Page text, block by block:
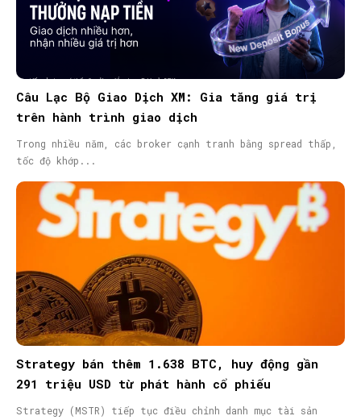
Câu Lạc Bộ Giao Dịch XM: Gia tăng giá trị
trên hành trình giao dịch
Trong nhiều năm, các broker cạnh tranh bằng spread thấp,
tốc độ khớp...
Strategy bán thêm 1.638 BTC, huy động gần
291 triệu USD từ phát hành cổ phiếu
Strategy (MSTR) tiếp tục điều chỉnh danh mục tài sản